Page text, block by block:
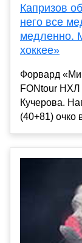
Капризов
него все
медленно.
хоккее»
Форвард
FONtour НХЛ
Кучерова.
(40+81) очко